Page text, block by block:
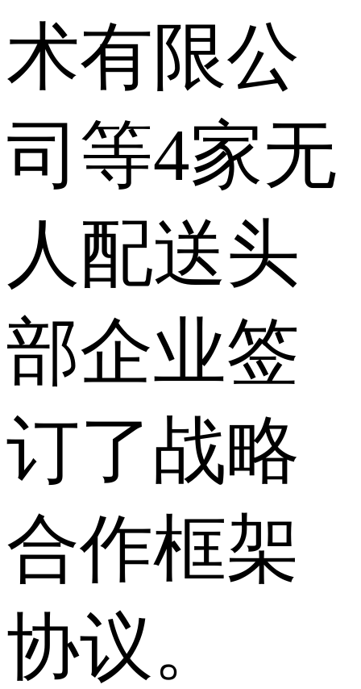
术有限公
司等4家无
人配送头
部企业签
订了战略
合作框架
协议。